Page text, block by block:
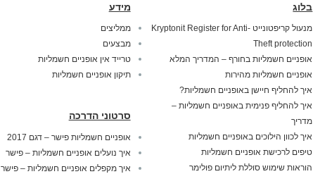
בלוג
מנעול קריפטונייט Kryptonit Register for Anti-
Theft protection
אופניים חשמליות בחורף – המדריך המלא
אופניים חשמליות מהירות
איך להחליף חיישן באופניים חשמליות?
איך להחליף פנימית באופניים חשמליות –
מדריך
איך לכוון הילוכים באופניים חשמליות
טיפים לרכישת אופניים חשמליות
הוראות שימוש סוללת ליתיום פולימר
מידע
ממליצים
מבצעים
טרייד אין אופניים חשמליות
תיקון אופניים חשמליות
סרטוני הדרכה
אופניים חשמליות פישר – דגם 2017
איך נועלים אופניים חשמליות – פישר
איך מקפלים אופניים חשמליות – פישר